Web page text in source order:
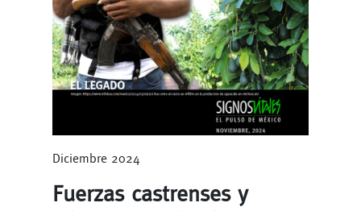
Diciembre 2024
Fuerzas castrenses y